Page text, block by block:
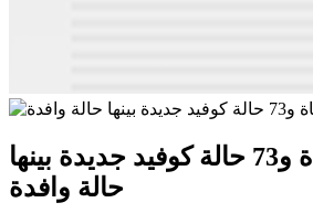
مدنين : حالتا وفاة و73 حالة كوفيد جديدة بينها
حالة وافدة